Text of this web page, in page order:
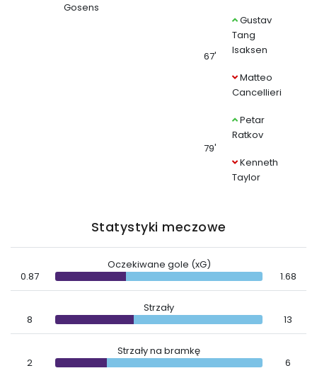
Gosens
67'
Gustav
Tang
Isaksen
Matteo
Cancellieri
79'
Petar
Ratkov
Kenneth
Taylor
Statystyki meczowe
0.87
Oczekiwane gole (xG)
1.68
8
Strzały
13
2
Strzały na bramkę
6